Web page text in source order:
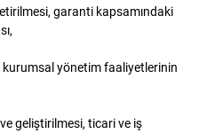
garanti kapsamındaki
yönetim faaliyetlerinin
geliştirilmesi, ticari ve iş